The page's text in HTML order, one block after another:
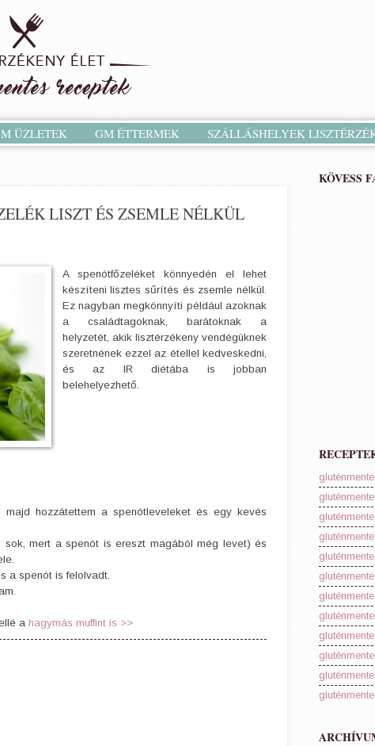
ÜZLETEK GM ÉTTERMEK SZÁLLÁSHELYEK
LISZT ÉS ZSEMLE NÉLKÜL
A spenótfőzeléket könnyedén el lehet
készíteni lisztes sűrítés és zsemle nélkül.
Ez nagyban megkönnyíti például azoknak
a családtagoknak, barátoknak a
helyzetét, akik lisztérzékeny vendégüknek
szeretnének ezzel az étellel kedveskedni,
és az IR diétába is jobban
belehelyezhető.
majd hozzátettem a spenótleveleket és egy kevés
mert a spenót is ereszt magából még levet) és
a spenót is felolvadt.
a hagymás muffint is >>
KÖVESS